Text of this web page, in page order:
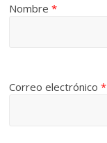
Nombre*
Correo electrónico*